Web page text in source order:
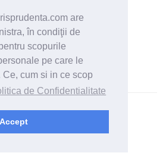
are
în condiţii de
scopurile
pe care le
cum si in ce scop
de Confidentialitate
Accept
-Cautare-Termeni si conditii